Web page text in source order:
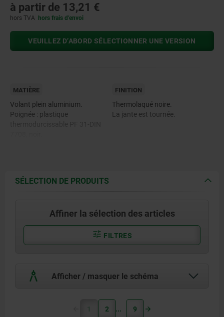
à partir de 13,21 €
hors TVA hors frais d’envoi
VEUILLEZ D’ABORD SÉLECTIONNER UNE VERSION
MATIÈRE
Volant plein aluminium.
Poignée : plastique
FINITION
Thermolaqué noire.
La jante est tournée.
SÉLECTION DE PRODUITS
Affiner la sélection des articles
FILTRES
Afficher / masquer le schéma
1 2 9